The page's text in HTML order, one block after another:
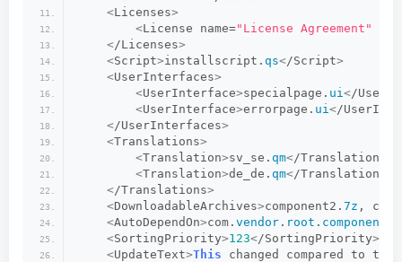
<Licenses>
<License name="License Agreement"
</Licenses>
<Script>installscript. qs</Script>
<UserInterfaces>
<UserInterface>specialpage. ui</
<UserInterface>errorpage. ui</
</UserInterfaces>
<Translations>
<Translation>sv_se. qm</Translation
<Translation>de_de. qm</Translation
</Translations>
<DownloadableArchives>component2. 7z ,
<AutoDependOn>com. vendor . root . component3
<SortingPriority>123</SortingPriority>
<UpdateText>This changed compared to